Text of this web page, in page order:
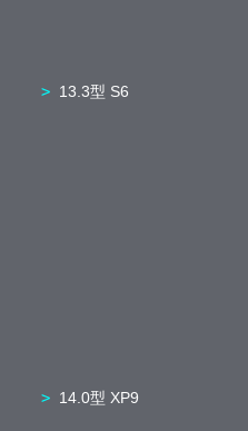
13.3型 S6
14.0型 XP9